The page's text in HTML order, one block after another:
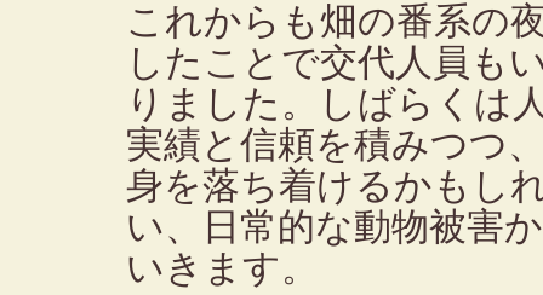
これからも畑の番系の
したことで交代人員も
りました。しばらくは
実績と信頼を積みつつ
身を落ち着けるかもし
い、日常的な動物被害
いきます。